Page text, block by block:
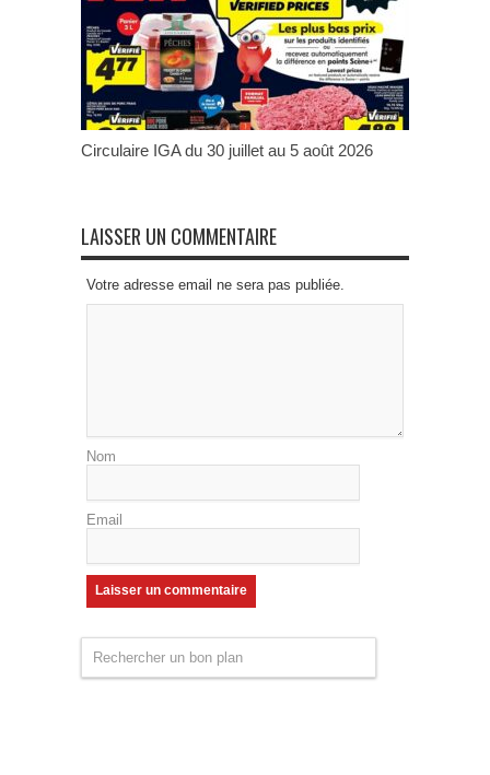
Circulaire IGA du 30 juillet au 5 août 2026
LAISSER UN COMMENTAIRE
Votre adresse email ne sera pas publiée.
Nom
Email